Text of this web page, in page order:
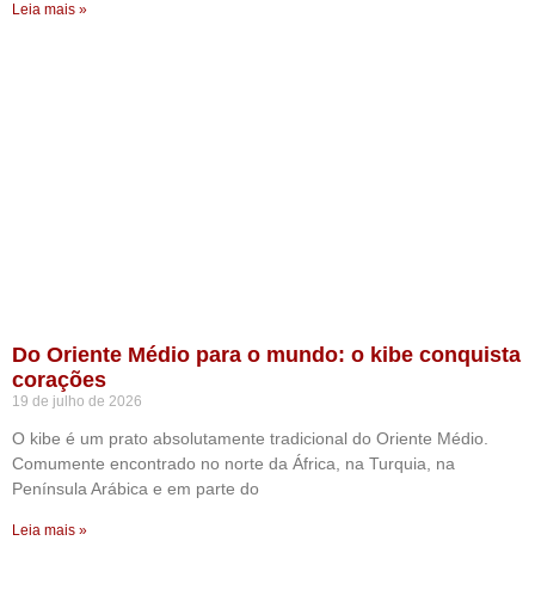
Leia mais »
Do Oriente Médio para o mundo: o kibe conquista
corações
19 de julho de 2026
O kibe é um prato absolutamente tradicional do Oriente Médio.
Comumente encontrado no norte da África, na Turquia, na
Península Arábica e em parte do
Leia mais »